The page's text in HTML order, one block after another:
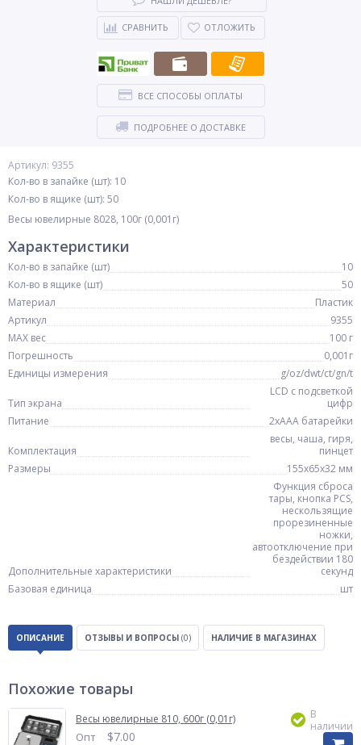
Артикул: 9355
Кол-во в запайке (шт): 10
Кол-во в ящике (шт): 50
Весы ювелирные 8028, 100г (0,001г)
СРАВНИТЬ ОТЛОЖИТЬ
ВСЕ СПОСОБЫ ОПЛАТЫ
ПОДРОБНЕЕ О ДОСТАВКЕ
Характеристики
Кол-во в запайке (шт)
10
Кол-во в ящике (шт)
50
Материал
Пластик
Артикул
9355
MAX вес
100 г
Погрешность
0,001г
Единицы измерения
g/oz/dwt/ct/gn/t
Тип экрана
LCD с подсветкой
цифр
Питание
2xAAA батарейки
Комплектация
весы, чаша, гиря,
пинцет
Размеры
155x65x32 мм
Дополнительные характеристики
Функция сброса
тары, кнопка PCS,
нескользящие
прорезиненные
ножки,
автоотключение при
бездействии 180
секунд
Базовая единица
шт
ОПИСАНИЕ ОТЗЫВЫ И ВОПРОСЫ (0) НАЛИЧИЕ В МАГАЗИНАХ
Похожие товары
Весы ювелирные 810, 600г (0,01г)
Опт $7.00
В
наличии